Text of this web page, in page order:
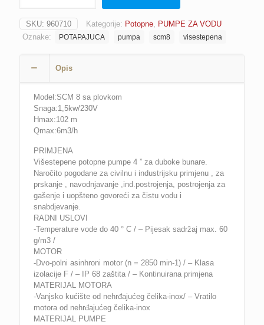
model
SCM
8
SKU: 960710 Kategorije: Potopne, PUMPE ZA VODU
Oznake:
POTAPAJUCA pumpa scm8 visestepena
Opis
Model:SCM 8 sa plovkom
Snaga:1,5kw/230V
Hmax:102 m
Qmax:6m3/h
PRIMJENA
Višestepene potopne pumpe 4 ” za duboke bunare.
Naročito pogodane za civilnu i industrijsku primjenu , za
prskanje , navodnjavanje ,ind.postrojenja, postrojenja za
gašenje i uopšteno govoreći za čistu vodu i
snabdjevanje.
RADNI USLOVI
-Temperature vode do 40 ° C / – Pijesak sadržaj max. 60
g/m3 /
MOTOR
-Dvo-polni asinhroni motor (n = 2850 min-1) / – Klasa
izolacije F / – IP 68 zaštita / – Kontinuirana primjena
MATERIJAL MOTORA
-Vanjsko kućište od nehrđajućeg čelika-inox/ – Vratilo
motora od nehrđajućeg čelika-inox
MATERIJAL PUMPE